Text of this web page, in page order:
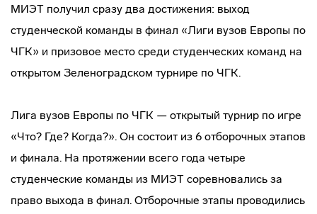
МИЭТ получил сразу два достижения: выход
студенческой команды в финал «Лиги вузов Европы по
ЧГК» и призовое место среди студенческих команд на
открытом Зеленоградском турнире по ЧГК.
Лига вузов Европы по ЧГК — открытый турнир по игре
«Что? Где? Когда?». Он состоит из 6 отборочных этапов
и финала. На протяжении всего года четыре
студенческие команды из МИЭТ соревновались за
право выхода в финал. Отборочные этапы проводились